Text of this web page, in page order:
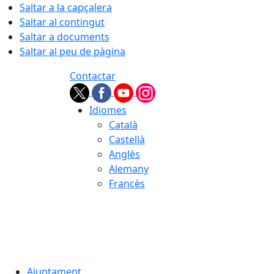
Saltar a la capçalera
Saltar al contingut
Saltar a documents
Saltar al peu de pàgina
Contactar
Idiomes
Català
Castellà
Anglès
Alemany
Francès